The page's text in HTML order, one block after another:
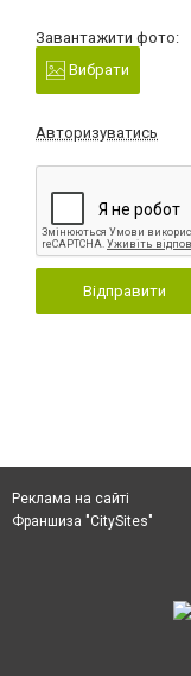
Завантажити фото:
Вибрати
Авторизуватись
Відправити
Реклама на сайті
Франшиза "CitySites"